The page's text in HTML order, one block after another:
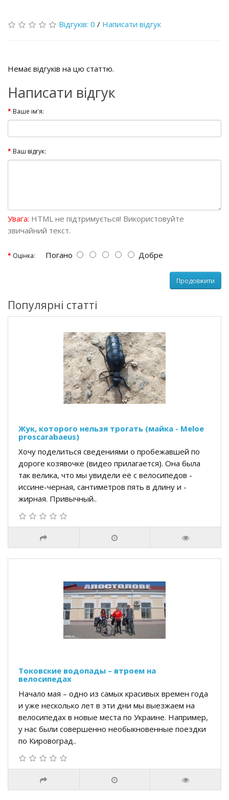
Відгуків: 0 / Написати відгук
Немає відгуків на цю статтю.
Написати відгук
Ваше ім'я:
Ваш відгук:
Увага: HTML не підтримується! Використовуйте
звичайний текст.
Оцінка: Погано Добре
Продовжити
Популярні статті
Жук, которого нельзя трогать (майка - Meloe
proscarabaeus)
Хочу поделиться сведениями о пробежавшей по
дороге козявочке (видео прилагается). Она была
так велика, что мы увидели её с велосипедов -
иссине-черная, сантиметров пять в длину и -
жирная. Привычный..
Токовские водопады – втроем на
велосипедах
Начало мая – одно из самых красивых времен года
и уже несколько лет в эти дни мы выезжаем на
велосипедах в новые места по Украине. Например,
у нас были совершенно необыкновенные поездки
по Кировоград..